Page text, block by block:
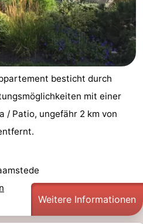
besticht durch
mit einer
/ Patio, ungefähr 2 km von
Weitere Informationen